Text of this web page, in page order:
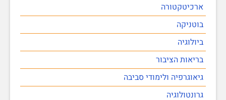
ארכיטקטורה
בוטניקה
ביולוגיה
בריאות הציבור
גיאוגרפיה ולימודי סביבה
גרונטולוגיה